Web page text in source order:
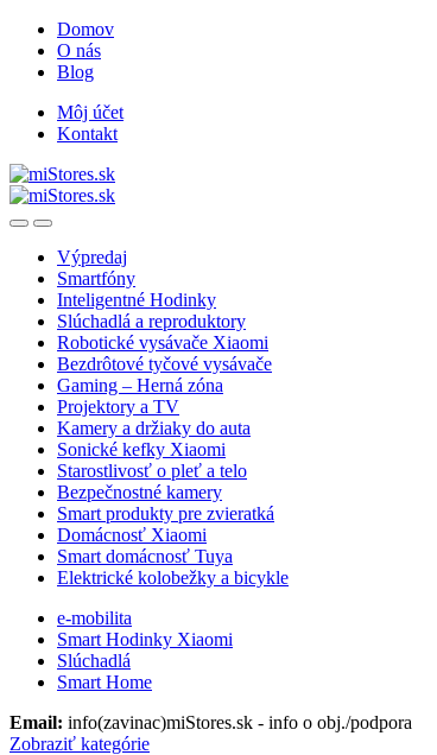
Skip
navigation
Skip
content
Domov
O nás
Blog
Môj účet
Kontakt
OpenClose
Výpredaj
Smartfóny
Inteligentné Hodinky
Slúchadlá a reproduktory
Robotické vysávače Xiaomi
Bezdrôtové tyčové vysávače
Gaming – Herná zóna
Projektory a TV
Kamery a držiaky do auta
Sonické kefky Xiaomi
Starostlivosť o pleť a telo
Bezpečnostné kamery
Smart produkty pre zvieratká
Domácnosť Xiaomi
Smart domácnosť Tuya
Elektrické kolobežky a bicykle
e-mobilita
Smart Hodinky Xiaomi
Slúchadlá
Smart Home
Email: info(zavinac)miStores.sk - info o obj./podpora
Zobraziť kategórie